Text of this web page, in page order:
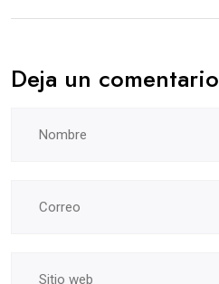
Deja un comentario